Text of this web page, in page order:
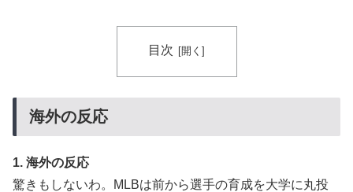
目次
海外の反応
1. 海外の反応
驚きもしないわ。MLBは前から選手の育成を大学に丸投